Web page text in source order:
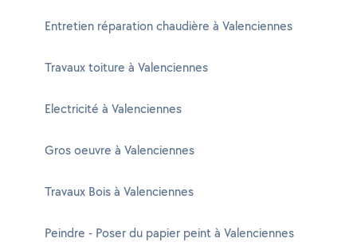
Entretien réparation chaudière à Valenciennes
Travaux toiture à Valenciennes
Electricité à Valenciennes
Gros oeuvre à Valenciennes
Travaux Bois à Valenciennes
Peindre - Poser du papier peint à Valenciennes